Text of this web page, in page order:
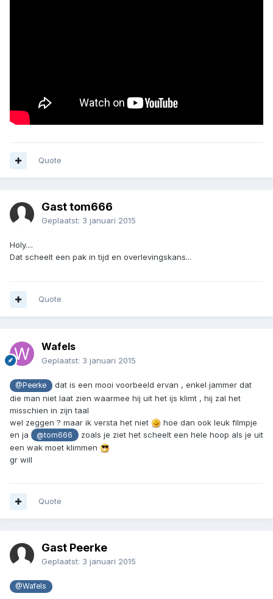
Quote
Gast tom666
Geplaatst: 3 januari 2015
Holy....
Dat scheelt een pak in tijd en overlevingskans...
Quote
Wafels
Geplaatst: 3 januari 2015
@Peerke
dat is een mooi voorbeeld ervan , enkel jammer dat
die man niet laat zien waarmee hij uit het ijs klimt , hij zal het
misschien in zijn taal
wel zeggen ? maar ik versta het niet
hoe dan ook leuk filmpje
en ja
@tom666
zoals je ziet het scheelt een hele hoop als je uit
een wak moet klimmen
gr will
Quote
Gast Peerke
Geplaatst: 3 januari 2015
@Wafels